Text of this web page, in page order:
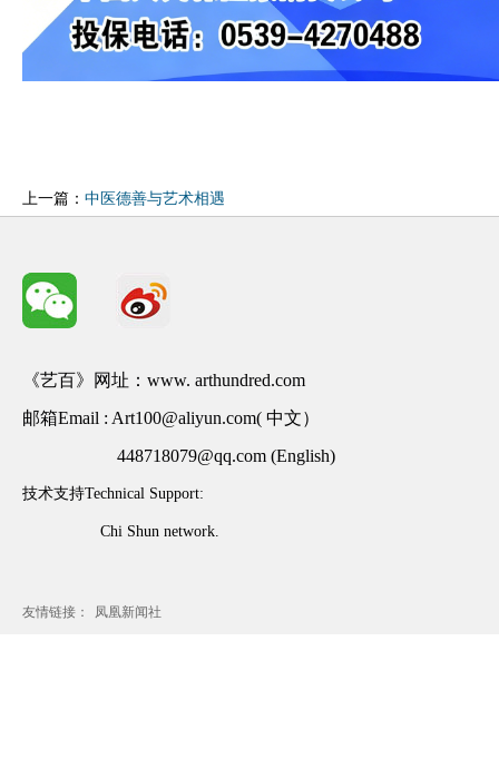
上一篇： 中医德善与艺术相遇
《艺百》网址：www. arthundred.com
邮箱Email : Art100@aliyun.com( 中文）
448718079@qq.com (English)
技术支持Technical Support:
Chi Shun network.
友情链接： 凤凰新闻社